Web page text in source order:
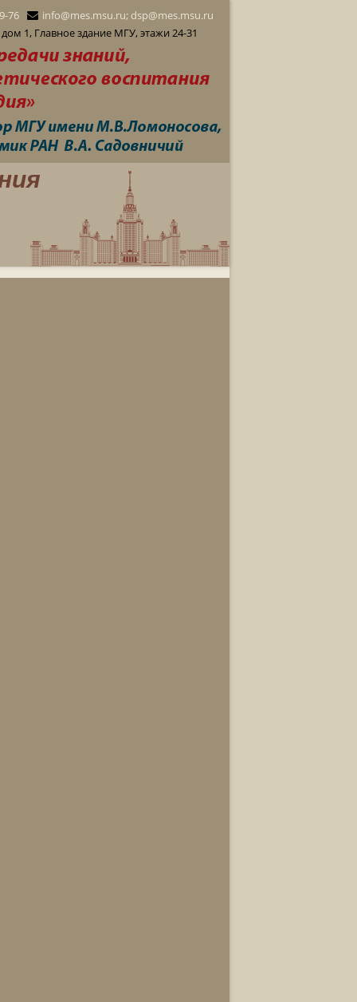
76
info@mes.msu.ru; dsp@mes.msu.ru
1, Главное здание МГУ, этажи 24-31